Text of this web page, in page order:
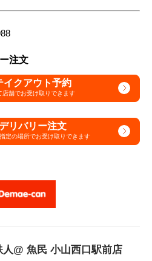
注文
イクアウト予約
店舗でお受け取りできます
リバリー注文
定の場所でお受け取りできます
@ 魚民 小山西口駅前店